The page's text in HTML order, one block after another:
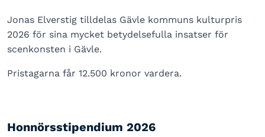
Jonas Elverstig tilldelas Gävle kommuns kulturpris
2026 för sina mycket betydelsefulla insatser för
scenkonsten i Gävle.
Pristagarna får 12.500 kronor vardera.
Honnörsstipendium 2026